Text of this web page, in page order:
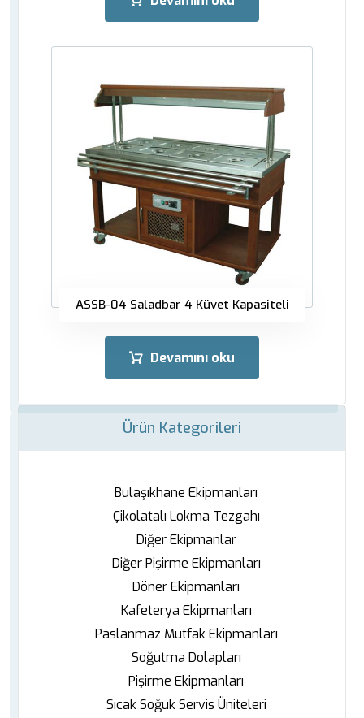
ASSB-04 Saladbar 4 Küvet Kapasiteli
Devamını oku
Ürün Kategorileri
Bulaşıkhane Ekipmanları
Çikolatalı Lokma Tezgahı
Diğer Ekipmanlar
Diğer Pişirme Ekipmanları
Döner Ekipmanları
Kafeterya Ekipmanları
Paslanmaz Mutfak Ekipmanları
Soğutma Dolapları
Pişirme Ekipmanları
Sıcak Soğuk Servis Üniteleri